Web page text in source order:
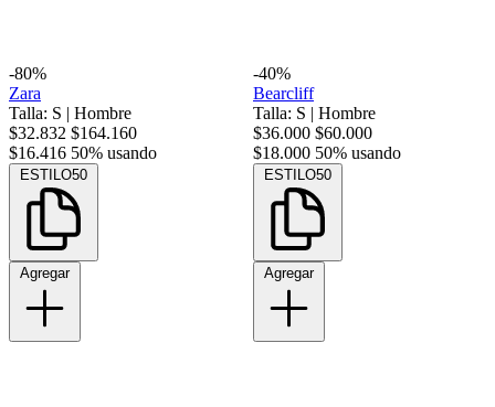
-80%
Zara
Talla: S | Hombre
$32.832 $164.160
$16.416 50% usando
ESTILO50
Agregar
-40%
Bearcliff
Talla: S | Hombre
$36.000 $60.000
$18.000 50% usando
ESTILO50
Agregar